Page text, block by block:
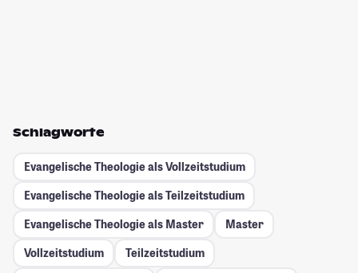
Schlagworte
Evangelische Theologie als Vollzeitstudium
Evangelische Theologie als Teilzeitstudium
Evangelische Theologie als Master
Master
Vollzeitstudium
Teilzeitstudium